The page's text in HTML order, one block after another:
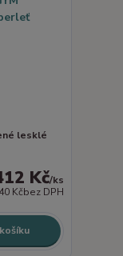
lesklé
Kč/ks
Kčbez DPH